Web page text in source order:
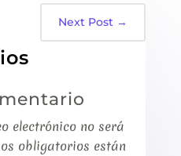
Next Post →
electrónico no será
obligatorios están